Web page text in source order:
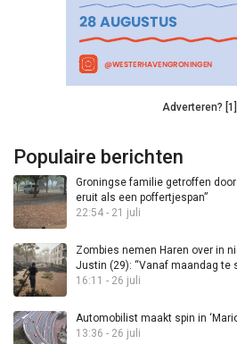
Adverteren? [1]
Populaire berichten
Groningse familie getroffen
eruit als een poffertjespan”
22:54 - 21 juli
Zombies nemen Haren over in
Justin (29): “Vanaf maandag te
16:11 - 26 juli
Automobilist maakt spin in
13:36 - 26 juli